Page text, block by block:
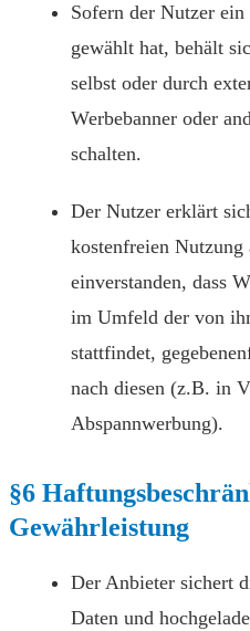
Sofern der Nutzer
gewählt hat, behält
selbst oder durch
Werbebanner oder
schalten.
Der Nutzer erklärt
kostenfreien
einverstanden, dass
im Umfeld der von
stattfindet,
nach diesen (z.B. in
Abspannwerbung).
§6
Gewährleistung
Der Anbieter sichert
Daten und